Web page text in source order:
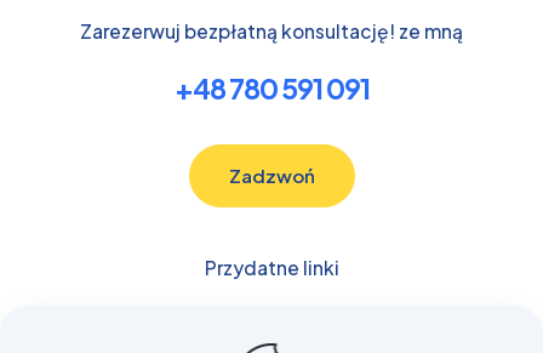
Zarezerwuj bezpłatną konsultację! ze mną
+48 780 591 091
Zadzwoń
Przydatne linki